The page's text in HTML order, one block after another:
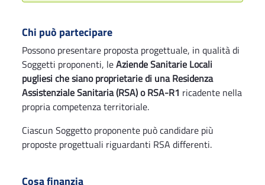
Chi può partecipare
Possono presentare proposta progettuale, in qualità di
Soggetti proponenti, leAziende Sanitarie Locali
pugliesi che siano proprietarie di una Residenza
Assistenziale Sanitaria (RSA) o RSA-R1 ricadente nella
propria competenza territoriale.
Ciascun Soggetto proponente può candidare più
proposte progettuali riguardanti RSA differenti.
Cosa finanzia